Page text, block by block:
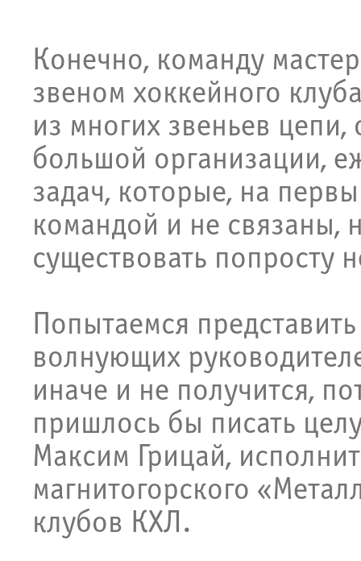
Конечно, команду
звеном хоккейного
из многих звеньев
большой организации,
задач, которые, на
командой и не связаны,
существовать попросту
Попытаемся
волнующих
иначе и не получится,
пришлось бы писать
Максим Грицай,
магнитогорского
клубов КХЛ.